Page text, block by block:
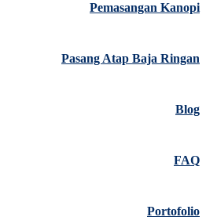
Pemasangan Kanopi
Pasang Atap Baja Ringan
Blog
FAQ
Portofolio